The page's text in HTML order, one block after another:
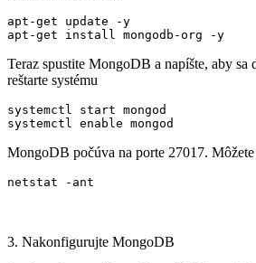
apt-get update -y
apt-get install mongodb-org -y
Teraz spustite MongoDB a napíšte, aby sa
reštarte systému
systemctl start mongod
MongoDB počúva na porte 27017.
netstat -ant
3. Nakonfigurujte MongoDB